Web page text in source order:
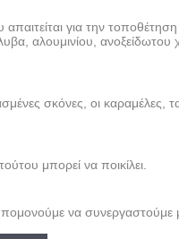
για την
αλουμινίου, ανοξείδωτου
σκόνες, οι καραμέλες,
μπορεί να ποικίλει.
να συνεργαστούμε